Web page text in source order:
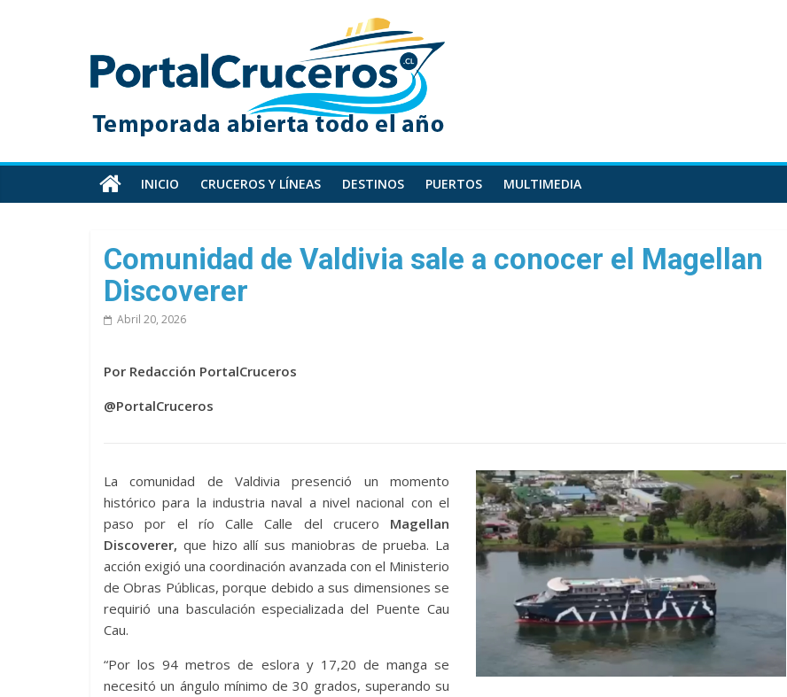
PortalCruceros
Toda
información
cruceros
en
un
sitio
INICIO CRUCEROS Y LÍNEAS DESTINOS PUERTOS MULTIMEDIA
Comunidad de Valdivia sale a conocer el Magellan
Discoverer
Abril 20, 2026
Por Redacción PortalCruceros
@PortalCruceros
La comunidad de Valdivia presenció un momento
histórico para la industria naval a nivel nacional con el
paso por el río Calle Calle del crucero Magellan
Discoverer, que hizo allí sus maniobras de prueba. La
acción exigió una coordinación avanzada con el Ministerio
de Obras Públicas, porque debido a sus dimensiones se
requirió una basculación especializada del Puente Cau
Cau.
“Por los 94 metros de eslora y 17,20 de manga se
necesitó un ángulo mínimo de 30 grados, superando su